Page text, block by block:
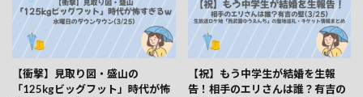
【衝撃】見取り図・盛山の
「125kgビッグフット」時代が怖
【祝】もう中学生が結婚を生報
告！相手のエリさんは誰？有吉の